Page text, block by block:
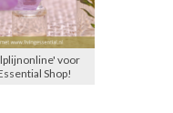
voor
Shop!